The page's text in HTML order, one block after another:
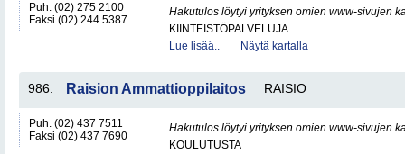
Puh. (02) 275 2100
Faksi (02) 244 5387
Hakutulos löytyi yrityksen omien www-sivujen
KIINTEISTÖPALVELUJA
Lue lisää..
Näytä kartalla
986. Raision Ammattioppilaitos RAISIO
Puh. (02) 437 7511
Faksi (02) 437 7690
Hakutulos löytyi yrityksen omien www-sivujen
KOULUTUSTA